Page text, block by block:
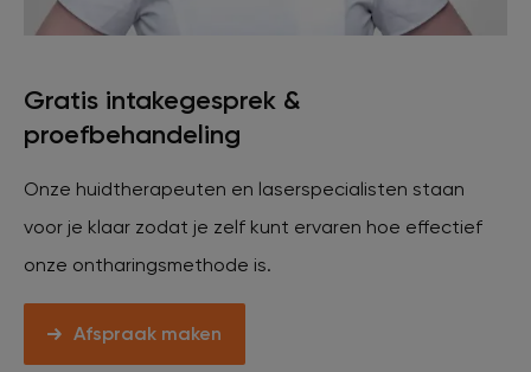
Gratis intakegesprek &
proefbehandeling
Onze huidtherapeuten en laserspecialisten staan
voor je klaar zodat je zelf kunt ervaren hoe effectief
onze ontharingsmethode is.
Afspraak maken